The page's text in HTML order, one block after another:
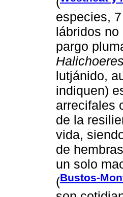
especies,
lábridos
pargo
lutjánido,
indiquen)
arrecifales
de la
vida,
de
un solo
(Bustos-